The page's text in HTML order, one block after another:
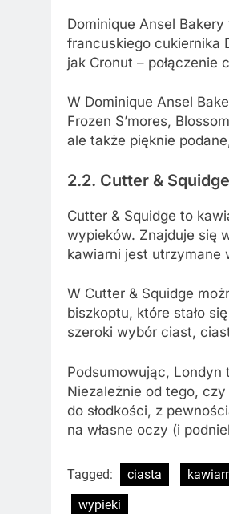
Dominique Ansel
francuskiego cukiernika
jak Cronut – połączenie
W Dominique Ansel
Frozen S’mores,
ale także pięknie
2.2. Cutter & Squidge
Cutter & Squidge to
wypieków. Znajduje się
kawiarni jest utrzymane
W Cutter & Squidge
biszkoptu, które stało
szeroki wybór ciast,
Podsumowując,
Niezależnie od tego,
do słodkości, z
na własne oczy (i
Tagged: ciasta
wypieki